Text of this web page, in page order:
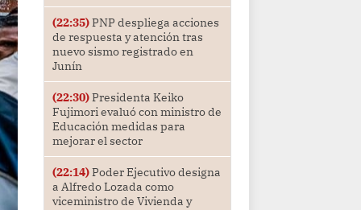
(22:35)PNP despliega acciones
de respuesta y atención tras
nuevo sismo registrado en
Junín
(22:30)Presidenta Keiko
Fujimori evaluó con ministro de
Educación medidas para
mejorar el sector
(22:14)Poder Ejecutivo designa
a Alfredo Lozada como
viceministro de Vivienda y